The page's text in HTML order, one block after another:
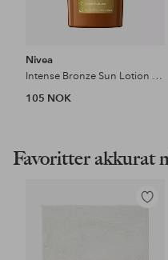
Nivea
Intense Bronze Sun Lotion SPF6
105 NOK
Favoritter akkurat
Legg